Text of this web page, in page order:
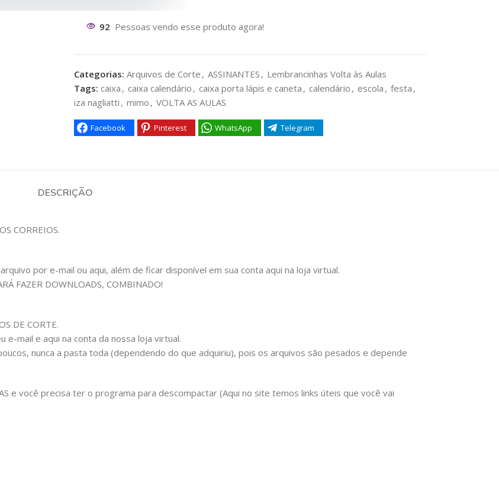
92 Pessoas vendo esse produto agora!
Categorias: Arquivos de Corte , ASSINANTES , Lembrancinhas Volta às Aulas
Tags: caixa , caixa calendário , caixa porta lápis e caneta , calendário , escola , festa ,
iza nagliatti , mimo , VOLTA AS AULAS
Facebook Pinterest WhatsApp Telegram
DESCRIÇÃO
CORREIOS.
por e-mail ou aqui, além de ficar disponível em sua conta aqui na loja virtual.
FAZER DOWNLOADS, COMBINADO!
DE CORTE.
mail e aqui na conta da nossa loja virtual.
nunca a pasta toda (dependendo do que adquiriu), pois os arquivos são pesados e depende
e você precisa ter o programa para descompactar (Aqui no site temos links úteis que você vai